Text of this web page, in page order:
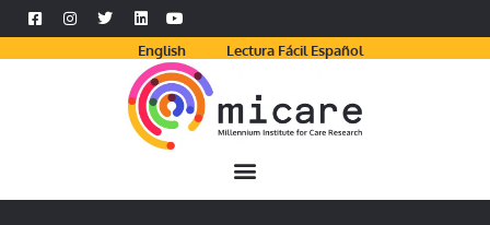
English Lectura Fácil Español